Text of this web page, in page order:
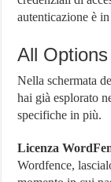
autenticazione è
All Options
Nella schermata
hai già esplorato
specifiche in più.
Licenza
Wordfence,